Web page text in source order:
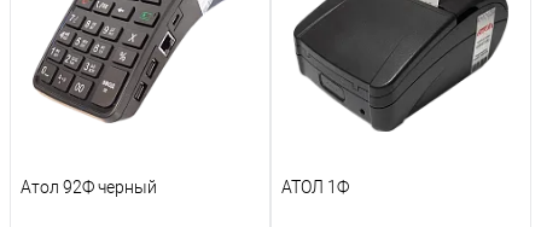
Атол 92Ф черный АТОЛ 1Ф